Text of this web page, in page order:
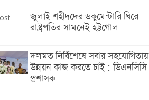
জুলাই শহীদদের ডকুমেন্টারি ঘিরে
রাষ্ট্রপতির সামনেই হট্টগোল
দলমত নির্বিশেষে সবার সহযোগিতায়
উন্নয়ন কাজ করতে চাই : ডিএনসিসি
প্রশাসক